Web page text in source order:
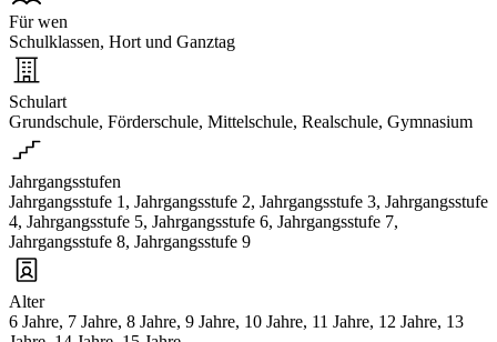
Für wen
Schulklassen, Hort und Ganztag
Schulart
Grundschule, Förderschule, Mittelschule, Realschule, Gymnasium
Jahrgangsstufen
Jahrgangsstufe 1, Jahrgangsstufe 2, Jahrgangsstufe 3, Jahrgangsstufe
4, Jahrgangsstufe 5, Jahrgangsstufe 6, Jahrgangsstufe 7,
Jahrgangsstufe 8, Jahrgangsstufe 9
Alter
6 Jahre, 7 Jahre, 8 Jahre, 9 Jahre, 10 Jahre, 11 Jahre, 12 Jahre, 13